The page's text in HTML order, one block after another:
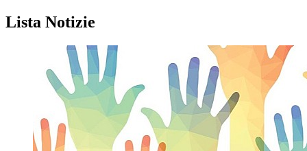
Lista Notizie